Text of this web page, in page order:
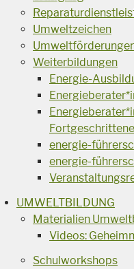
Umweltzeichen
Weiterbildungen
Energie-
Fortgeschrittene
energie-
energie-
UMWELTBILDUNG
Materialien
Videos:
Schulworkshops